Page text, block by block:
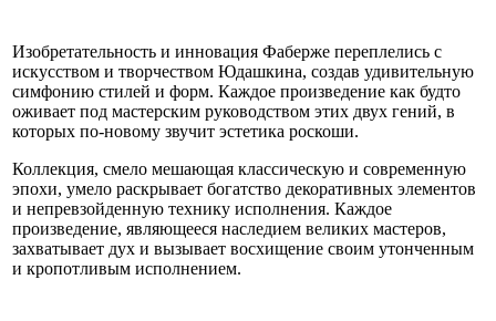
Изобретательность и инновация Фаберже переплелись с
искусством и творчеством Юдашкина, создав удивительную
симфонию стилей и форм. Каждое произведение как будто
оживает под мастерским руководством этих двух гений, в
которых по-новому звучит эстетика роскоши.
Коллекция, смело мешающая классическую и современную
эпохи, умело раскрывает богатство декоративных элементов
и непревзойденную технику исполнения. Каждое
произведение, являющееся наследием великих мастеров,
захватывает дух и вызывает восхищение своим утонченным
и кропотливым исполнением.